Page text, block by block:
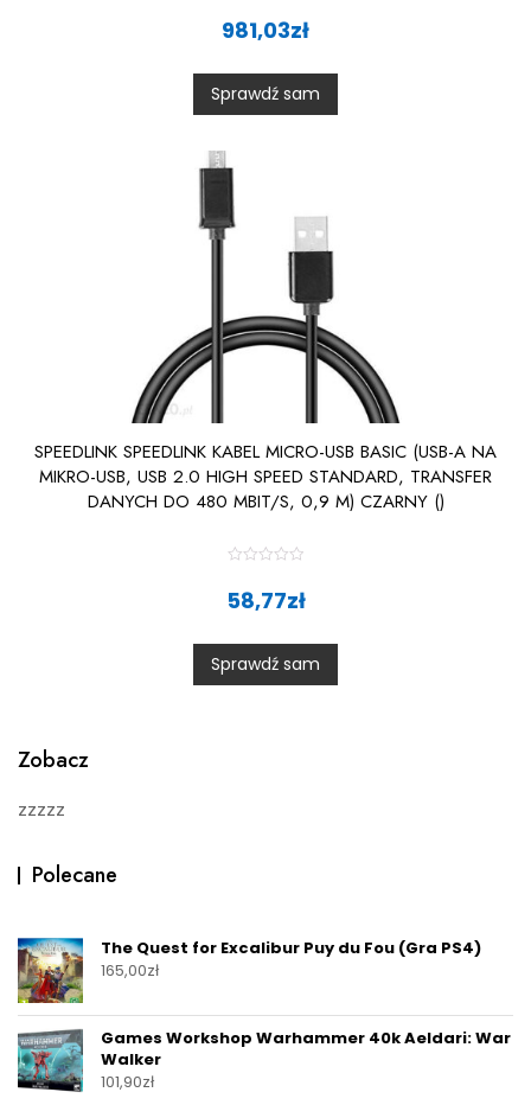
t
0
o
u
t
981,03zł
Sprawdź sam
SPEEDLINK SPEEDLINK KABEL MICRO-USB BASIC (USB-A NA
MIKRO-USB, USB 2.0 HIGH SPEED STANDARD, TRANSFER
DANYCH DO 480 MBIT/S, 0,9 M) CZARNY ()
t
0
o
u
t
58,77zł
Sprawdź sam
Zobacz
zzzzz
Polecane
The Quest for Excalibur Puy du Fou (Gra PS4)
165,00zł
Games Workshop Warhammer 40k Aeldari: War
Walker
101,90zł